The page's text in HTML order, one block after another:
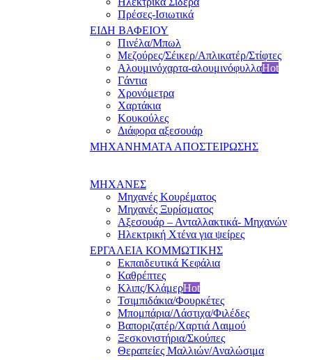
Πρέσες-Ισιωτικά
ΕΙΔΗ ΒΑΦΕΙΟΥ
Πινέλα/Μπωλ
Μεζούρες/Σέικερ/Απλικατέρ/Στίφτες
Αλουμινόχαρτα-αλουμινόφυλλαHot
Γάντια
Χρονόμετρα
Χαρτάκια
Κουκούλες
Διάφορα αξεσουάρ
ΜΗΧΑΝΗΜΑΤΑ ΑΠΟΣΤΕΙΡΩΣΗΣ
ΜΗΧΑΝΕΣ
Μηχανές Κουρέματος
Μηχανές Ξυρίσματος
Αξεσουάρ – Ανταλλακτικά- Μηχανών
Ηλεκτρική Χτένα για ψείρες
ΕΡΓΑΛΕΙΑ ΚΟΜΜΩΤΙΚΗΣ
Εκπαιδευτικά Κεφάλια
Καθρέπτες
Κλιπς/ΚλάμερHot
Τσιμπιδάκια/Φουρκέτες
Μπομπάρια/Λάστιχα/Φιλέδες
Βαποριζατέρ/Χαρτιά Λαιμού
Ξεσκονιστήρια/Σκούπες
Θεραπείες Μαλλιών/Αναλώσιμα